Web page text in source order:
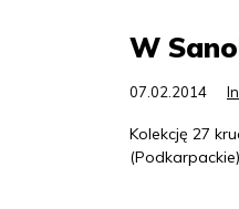
W
07.02.2014
Kolekcję 27